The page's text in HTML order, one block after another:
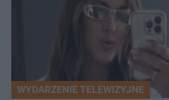
WYDARZENIE TELEWIZYJNE